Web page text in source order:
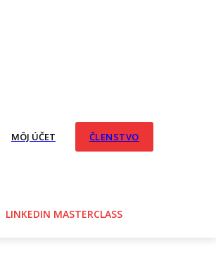
MÔJ ÚČET ČLENSTVO
LINKEDIN MASTERCLASS